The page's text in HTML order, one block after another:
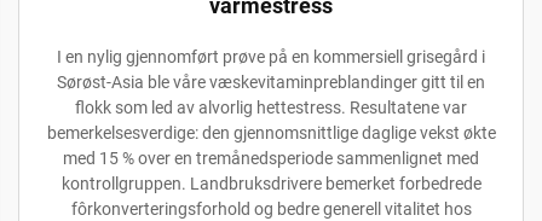
varmestress
I en nylig gjennomført prøve på en kommersiell grisegård i
Sørøst-Asia ble våre væskevitaminpreblandinger gitt til en
flokk som led av alvorlig hettestress. Resultatene var
bemerkelsesverdige: den gjennomsnittlige daglige vekst økte
med 15 % over en tremånedsperiode sammenlignet med
kontrollgruppen. Landbruksdrivere bemerket forbedrede
fôrkonverteringsforhold og bedre generell vitalitet hos